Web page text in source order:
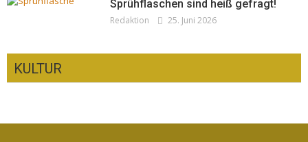
Sprühflaschen sind heiß gefragt!
Redaktion 25. Juni 2026
KULTUR